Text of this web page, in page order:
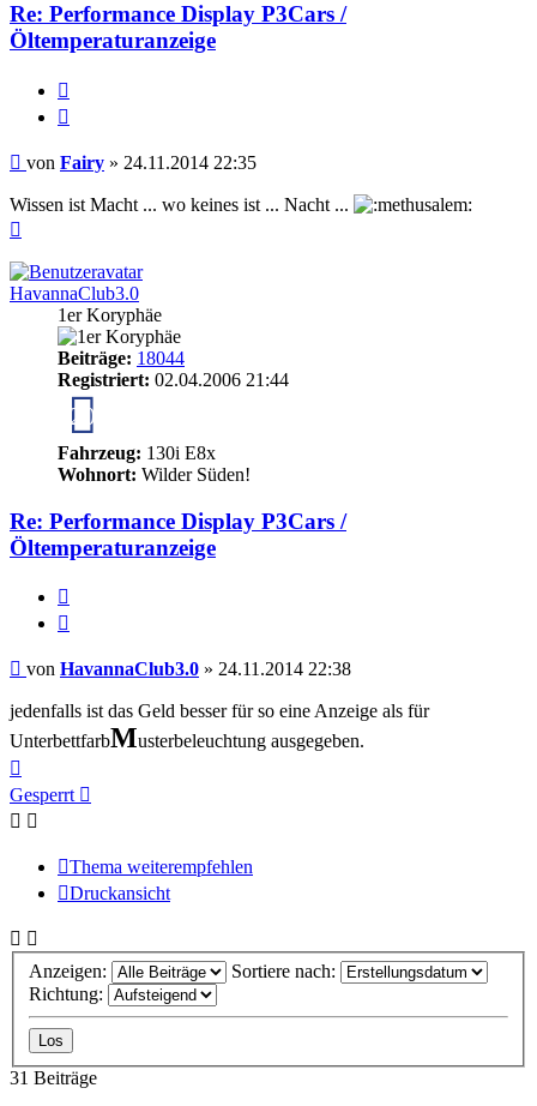
Re: Performance Display P3Cars /
Öltemperaturanzeige
Beitrag
von Fairy » 24.11.2014 22:35
Wissen ist Macht ... wo keines ist ... Nacht ...
HavannaClub3.0
1er Koryphäe
Beiträge: 18044
Registriert: 02.04.2006 21:44
20
Fahrzeug: 130i E8x
Wohnort: Wilder Süden!
Re: Performance Display P3Cars /
Öltemperaturanzeige
Beitrag
von HavannaClub3.0 » 24.11.2014 22:38
jedenfalls ist das Geld besser für so eine Anzeige als für
UnterbettfarbMusterbeleuchtung ausgegeben.
oben
Gesperrt
Thema weiterempfehlen
Druckansicht
Anzeigen:
Sortiere nach:
Richtung:
31 Beiträge